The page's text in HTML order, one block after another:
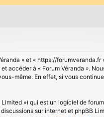
» et « https://
à « Forum Véranda ».
même. En effet, si vous
») qui est un logiciel de
sur internet et phpBB